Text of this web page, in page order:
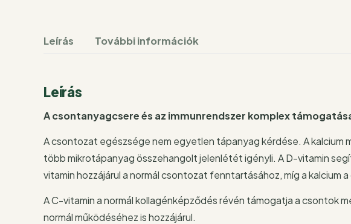
Leírás További információk
Leírás
A csontanyagcsere és az immunrendszer komplex
A csontozat egészsége nem egyetlen tápanyag kérdése. A kalcium
több mikrotápanyag összehangolt jelenlétét igényli. A D-vitamin
vitamin hozzájárul a normál csontozat fenntartásához, míg a
A C-vitamin a normál kollagénképződés révén támogatja a csontok
normál működéséhez is hozzájárul.